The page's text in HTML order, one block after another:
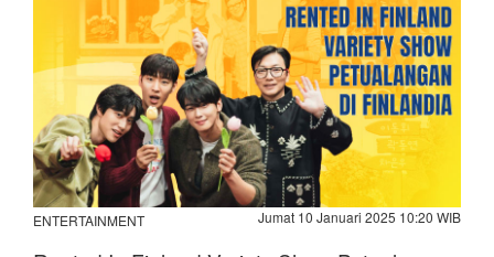
ENTERTAINMENT Jumat 10 Januari 2025 10:20 WIB